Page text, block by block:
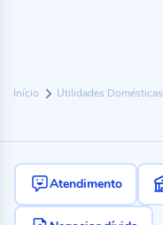
Início Utilidades Domésticas
Atendimento